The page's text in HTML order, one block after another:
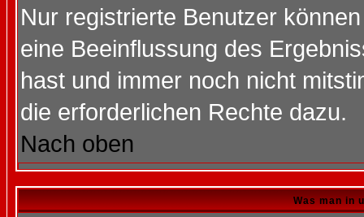
Nur registrierte Benutzer
eine Beeinflussung des
hast und immer noch nicht
die erforderlichen Rechte dazu.
Nach oben
Was man in